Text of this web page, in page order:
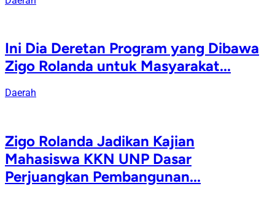
Ini Dia Deretan Program yang Dibawa
Zigo Rolanda untuk Masyarakat...
Daerah
Zigo Rolanda Jadikan Kajian
Mahasiswa KKN UNP Dasar
Perjuangkan Pembangunan...